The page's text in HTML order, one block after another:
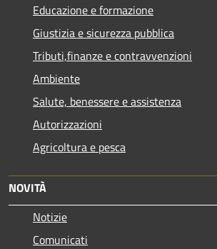
Educazione e formazione
Giustizia e sicurezza pubblica
Tributi,finanze e contravvenzioni
Ambiente
Salute, benessere e assistenza
Autorizzazioni
Agricoltura e pesca
NOVITÀ
Notizie
Comunicati